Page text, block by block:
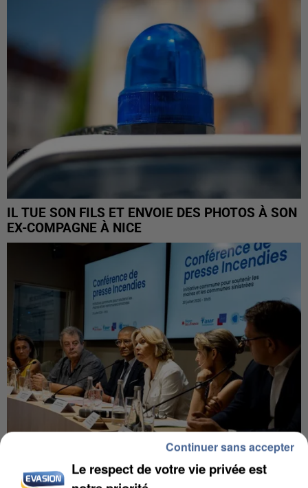
IL TUE SON FILS ET ENVOIE DES PHOTOS À SON
EX-COMPAGNE À NICE
INCENDIES : L’ÎLE-DE-FRANCE LANCE UN ÉLAN
Le respect de votre vie privée est
Continuer sans accepter